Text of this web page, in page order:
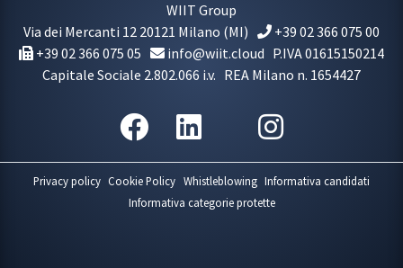
WIIT Group
Via dei Mercanti 12 20121 Milano (MI)
+39 02 366 075 00
+39 02 366 075 05
info@wiit.cloud P.IVA 01615150214
Capitale Sociale 2.802.066 i.v. REA Milano n. 1654427
Privacy policy Cookie Policy Whistleblowing Informativa candidati
Informativa categorie protette